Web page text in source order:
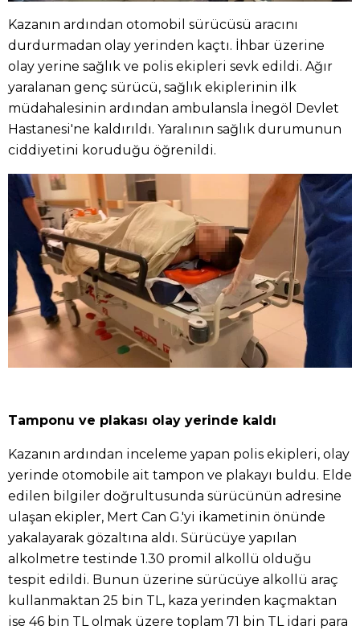
Kazanın ardından otomobil sürücüsü aracını
durdurmadan olay yerinden kaçtı. İhbar üzerine
olay yerine sağlık ve polis ekipleri sevk edildi. Ağır
yaralanan genç sürücü, sağlık ekiplerinin ilk
müdahalesinin ardından ambulansla İnegöl Devlet
Hastanesi'ne kaldırıldı. Yaralının sağlık durumunun
ciddiyetini koruduğu öğrenildi.
Tamponu ve plakası olay yerinde kaldı
Kazanın ardından inceleme yapan polis ekipleri, olay
yerinde otomobile ait tampon ve plakayı buldu. Elde
edilen bilgiler doğrultusunda sürücünün adresine
ulaşan ekipler, Mert Can G.'yi ikametinin önünde
yakalayarak gözaltına aldı. Sürücüye yapılan
alkolmetre testinde 1.30 promil alkollü olduğu
tespit edildi. Bunun üzerine sürücüye alkollü araç
kullanmaktan 25 bin TL, kaza yerinden kaçmaktan
ise 46 bin TL olmak üzere toplam 71 bin TL idari para